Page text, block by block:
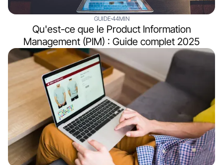
GUIDE44MIN
Qu'est-ce que le Product Information
Management (PIM) : Guide complet 2025